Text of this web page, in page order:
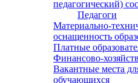
педагогический)
Педагоги
Материально-
оснащенность
Платные
Финансово-
Вакантные места
обучающихся